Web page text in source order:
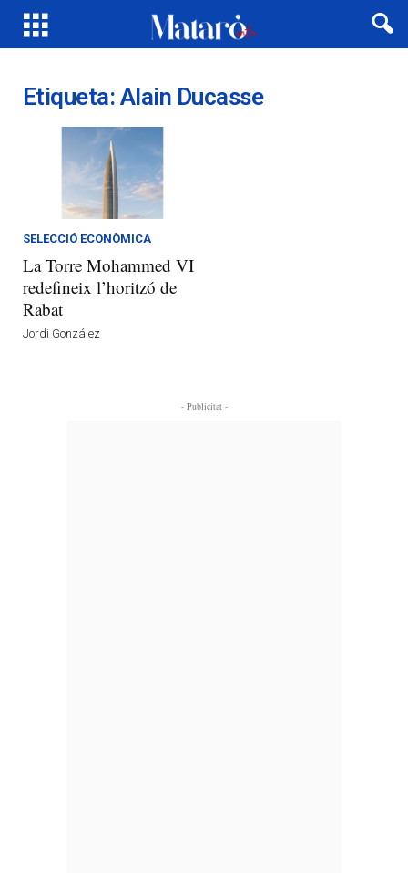
Etiqueta: Alain Ducasse
SELECCIÓ ECONÒMICA
La Torre Mohammed VI
redefineix l’horitzó de
Rabat
Jordi González
- Publicitat -